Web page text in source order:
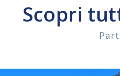
Scopri